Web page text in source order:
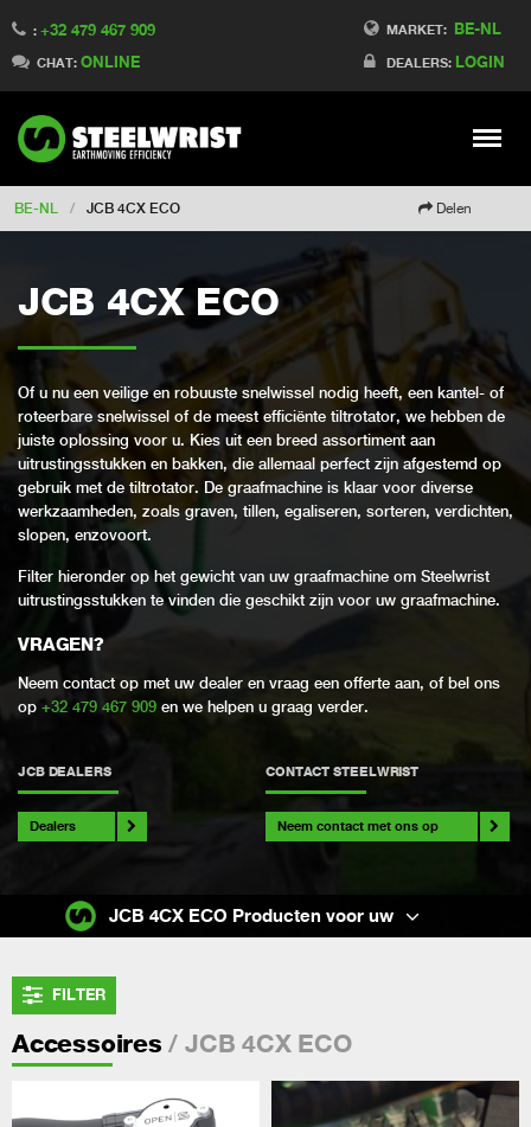
MARKET: BE-NL
DEALERS: LOGIN
: +32 479 467 909
CHAT: ONLINE
Meny
Switch to Finland
Switch to Denmark
Switch to China
Switch to Australia
Change market
BE-NL / JCB 4CX ECO Delen
JCB 4CX ECO
Of u nu een veilige en robuuste snelwissel nodig heeft, een kantel- of
roteerbare snelwissel of de meest efficiënte tiltrotator, we hebben de
juiste oplossing voor u. Kies uit een breed assortiment aan
uitrustingsstukken en bakken, die allemaal perfect zijn afgestemd op
gebruik met de tiltrotator. De graafmachine is klaar voor diverse
werkzaamheden, zoals graven, tillen, egaliseren, sorteren, verdichten,
slopen, enzovoort.
Filter hieronder op het gewicht van uw graafmachine om Steelwrist
uitrustingsstukken te vinden die geschikt zijn voor uw graafmachine.
VRAGEN?
Neem contact op met uw dealer en vraag een offerte aan, of bel ons
op +32 479 467 909 en we helpen u graag verder.
JCB DEALERS
Dealers
CONTACT STEELWRIST
Neem contact met ons op
FILTER
Accessoires / JCB 4CX ECO
JCB 4CX ECO Producten voor uw